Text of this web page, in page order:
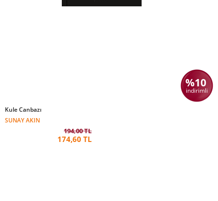
%10
indirimli
Kule Canbazı
SUNAY AKIN
194,00 TL
174,60 TL